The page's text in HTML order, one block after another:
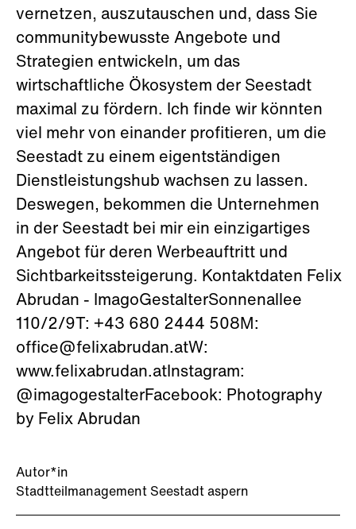
Autor*in
Stadtteilmanagement Seestadt aspern
vernetzen, auszutauschen und, dass Sie
communitybewusste Angebote und
Strategien entwickeln, um das
wirtschaftliche Ökosystem der Seestadt
maximal zu fördern. Ich finde wir könnten
viel mehr von einander profitieren, um die
Seestadt zu einem eigentständigen
Dienstleistungshub wachsen zu lassen.
Deswegen, bekommen die Unternehmen
in der Seestadt bei mir ein einzigartiges
Angebot für deren Werbeauftritt und
Sichtbarkeitssteigerung. Kontaktdaten Felix
Abrudan - ImagoGestalterSonnenallee
110/2/9T: +43 680 2444 508M:
office@felixabrudan.atW:
www.felixabrudan.atInstagram:
@imagogestalterFacebook: Photography
by Felix Abrudan